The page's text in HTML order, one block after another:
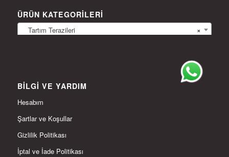
ÜRÜN KATEGORILERI
×
Tartım Terazileri
BILGI VE YARDIM
Hesabım
Şartlar ve Koşullar
Gizlilik Politikası
İptal ve İade Politikası